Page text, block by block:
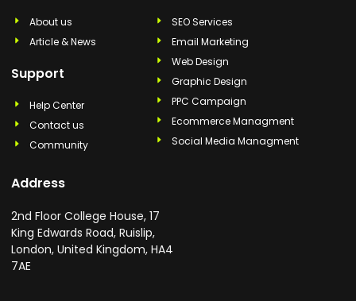
About us
Article & News
Support
Help Center
Contact us
Community
SEO Services
Email Marketing
Web Design
Graphic Design
PPC Campaign
Ecommerce Managment
Social Media Managment
Address
2nd Floor College House, 17
King Edwards Road, Ruislip,
London, United Kingdom, HA4
7AE